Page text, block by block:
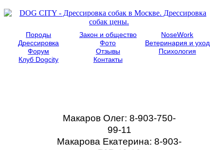
Породы Закон и общество
NoseWork
Дрессировка
Фото
Ветеринария и уход
Форум
Отзывы
Психология
Клуб Dogcity
Контакты
Макаров Олег: 8-903-750-
99-11
Макарова Екатерина: 8-903-